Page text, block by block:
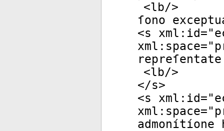
<lb/>
ſono
<s xml:id="
xml:space="
<lb/>
</s>
<s xml:id="
xml:space="